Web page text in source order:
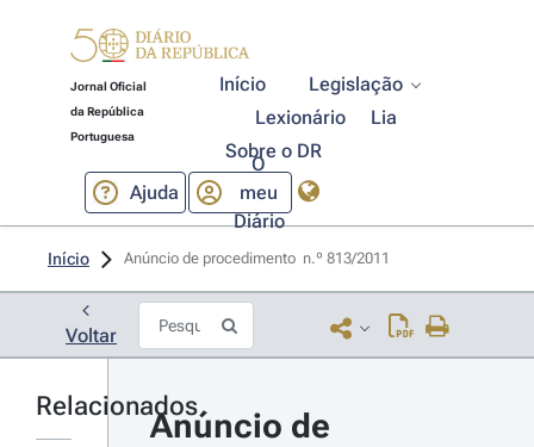
Jornal Oficial
da República
Portuguesa
Início
Legislação
Lexionário
Lia
Sobre o DR
Ajuda
O
meu
Diário
Início Anúncio de procedimento  n.º 813/2011
Voltar
Relacionados
Anúncio de